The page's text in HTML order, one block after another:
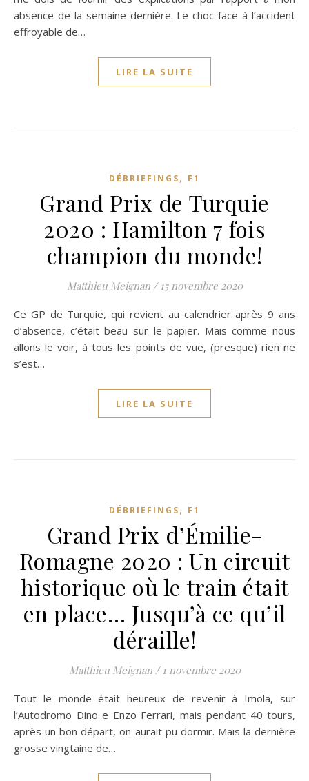
absence de la semaine dernière. Le choc face à l’accident
effroyable de…
LIRE LA SUITE
DÉBRIEFINGS, F1
Grand Prix de Turquie
2020 : Hamilton 7 fois
champion du monde!
Matthieu Meignan / 15 novembre 2020
Ce GP de Turquie, qui revient au calendrier après 9 ans
d’absence, c’était beau sur le papier. Mais comme nous
allons le voir, à tous les points de vue, (presque) rien ne
s’est…
LIRE LA SUITE
DÉBRIEFINGS, F1
Grand Prix d’Émilie-
Romagne 2020 : Un circuit
historique où le train était
en place… Jusqu’à ce qu’il
déraille!
Matthieu Meignan / 1 novembre 2020
Tout le monde était heureux de revenir à Imola, sur
l’Autodromo Dino e Enzo Ferrari, mais pendant 40 tours,
après un bon départ, on aurait pu dormir. Mais la dernière
grosse vingtaine de…